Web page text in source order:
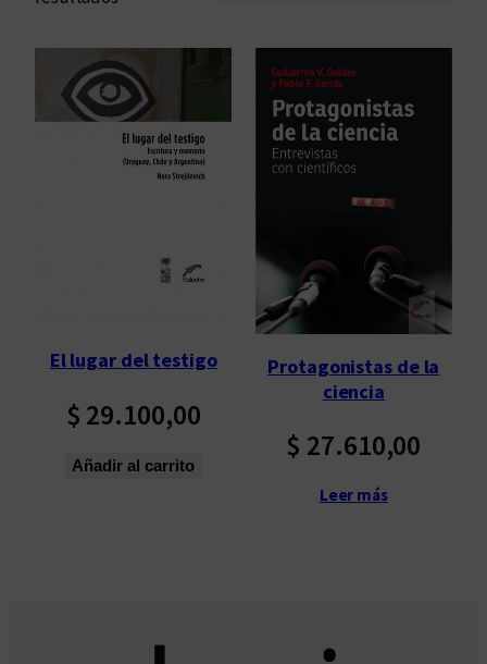
d
e
n
a
d
ú
t
i
El lugar del testigo
$ 29.100,00
Añadir al carrito
Protagonistas de la
ciencia
$ 27.610,00
Leer más